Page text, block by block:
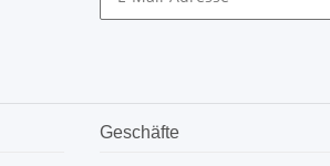
Geschäfte